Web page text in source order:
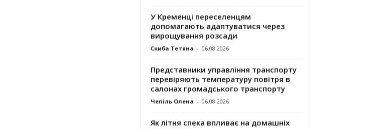
У Кременці переселенцям
допомагають адаптуватися через
вирощування розсади
Скиба Тетяна - 06.08.2026
Представники управління транспорту
перевіряють температуру повітря в
салонах громадського транспорту
Чепіль Олена - 06.08.2026
Як літня спека впливає на домашніх